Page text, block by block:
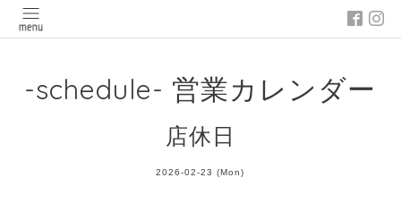
-schedule- 営業カレンダー
店休日
2026-02-23 (Mon)